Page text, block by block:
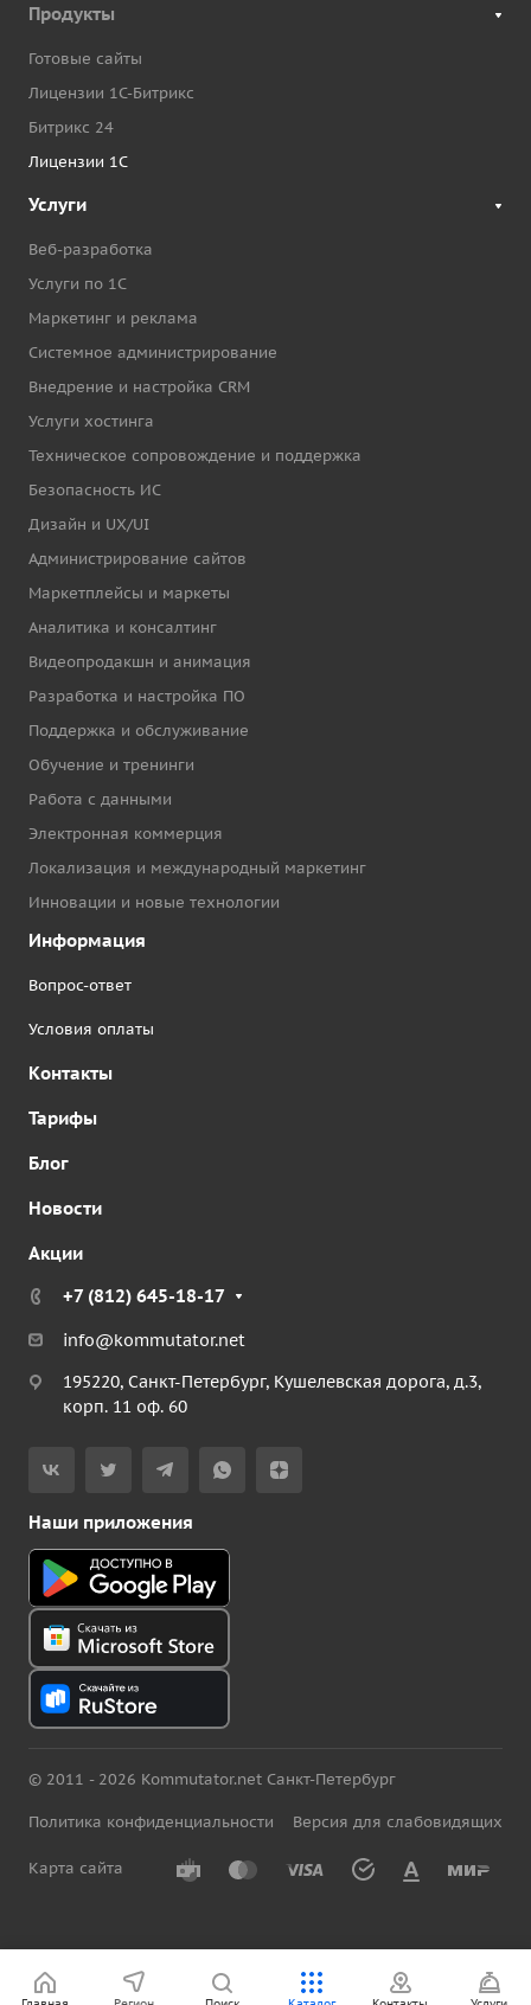
Продукты
Готовые сайты
Лицензии 1С-Битрикс
Битрикс 24
Лицензии 1С
Услуги
Веб-разработка
Услуги по 1С
Маркетинг и реклама
Системное администрирование
Внедрение и настройка CRM
Услуги хостинга
Техническое сопровождение и поддержка
Безопасность ИС
Дизайн и UX/UI
Администрирование сайтов
Маркетплейсы и маркеты
Аналитика и консалтинг
Видеопродакшн и анимация
Разработка и настройка ПО
Поддержка и обслуживание
Обучение и тренинги
Работа с данными
Электронная коммерция
Локализация и международный маркетинг
Инновации и новые технологии
Информация
Вопрос-ответ
Условия оплаты
Контакты
Тарифы
Блог
Новости
Акции
+7 (812) 645-18-17
info@kommutator.net
195220, Санкт-Петербург, Кушелевская дорога, д.3,
корп. 11 оф. 60
Наши приложения
© 2011 - 2026 Kommutator.net Санкт-Петербург
Политика конфиденциальности Версия для слабовидящих
Карта сайта